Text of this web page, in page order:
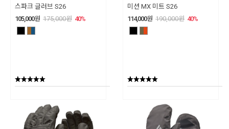
스파크 글러브 S26
105,000원 175,000원 40%
미션 MX 미트 S26
114,000원 190,000원 40%